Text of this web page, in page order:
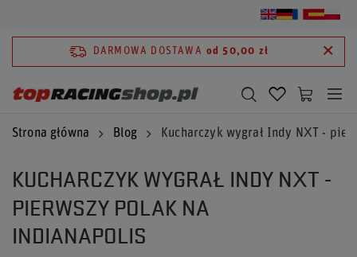
DARMOWA DOSTAWA od 50,00 zł
Strona główna Blog Kucharczyk wygrał Indy NXT -
KUCHARCZYK WYGRAŁ INDY NXT -
PIERWSZY POLAK NA
INDIANAPOLIS